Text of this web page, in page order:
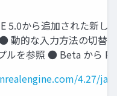
5.0から追加された新し
動的な入力方法の切替
ルを参照 ● Beta から
4.27/